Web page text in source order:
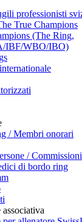
professionisti
True Champions
(The Ring,
IBF/WBO/IBO)
/ Membri onorari
/ Commissioni
di bordo ring